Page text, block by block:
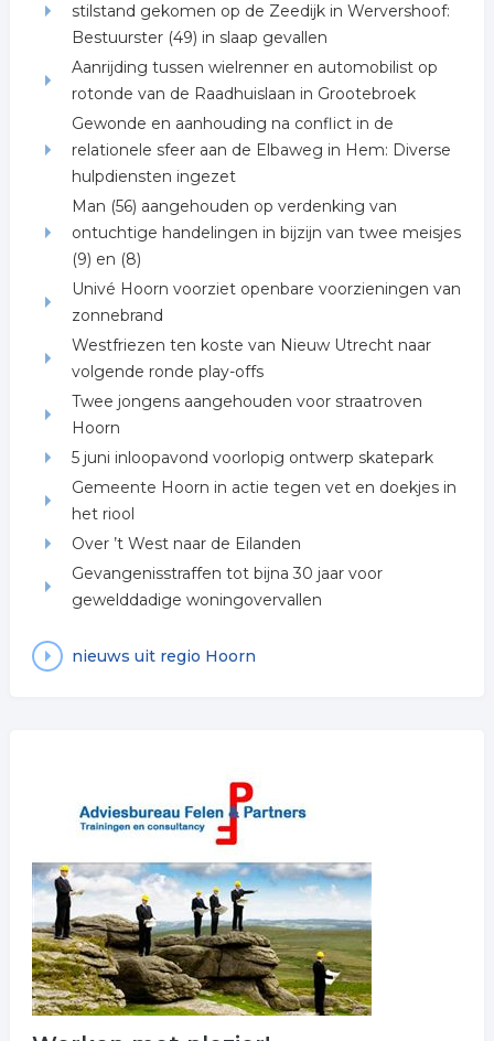
stilstand gekomen op de Zeedijk in Wervershoof:
Bestuurster (49) in slaap gevallen
Aanrijding tussen wielrenner en automobilist op
rotonde van de Raadhuislaan in Grootebroek
Gewonde en aanhouding na conflict in de
relationele sfeer aan de Elbaweg in Hem: Diverse
hulpdiensten ingezet
Man (56) aangehouden op verdenking van
ontuchtige handelingen in bijzijn van twee meisjes
(9) en (8)
Univé Hoorn voorziet openbare voorzieningen van
zonnebrand
Westfriezen ten koste van Nieuw Utrecht naar
volgende ronde play-offs
Twee jongens aangehouden voor straatroven
Hoorn
5 juni inloopavond voorlopig ontwerp skatepark
Gemeente Hoorn in actie tegen vet en doekjes in
het riool
Over ’t West naar de Eilanden
Gevangenisstraffen tot bijna 30 jaar voor
gewelddadige woningovervallen
nieuws uit regio Hoorn